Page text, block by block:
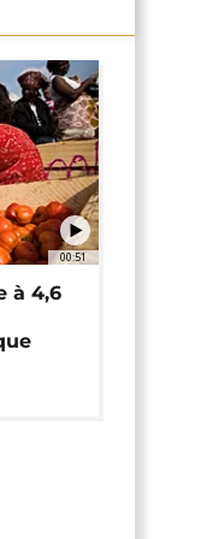
00:51
à 4,6